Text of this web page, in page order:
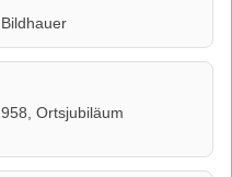
Ortsjubiläum